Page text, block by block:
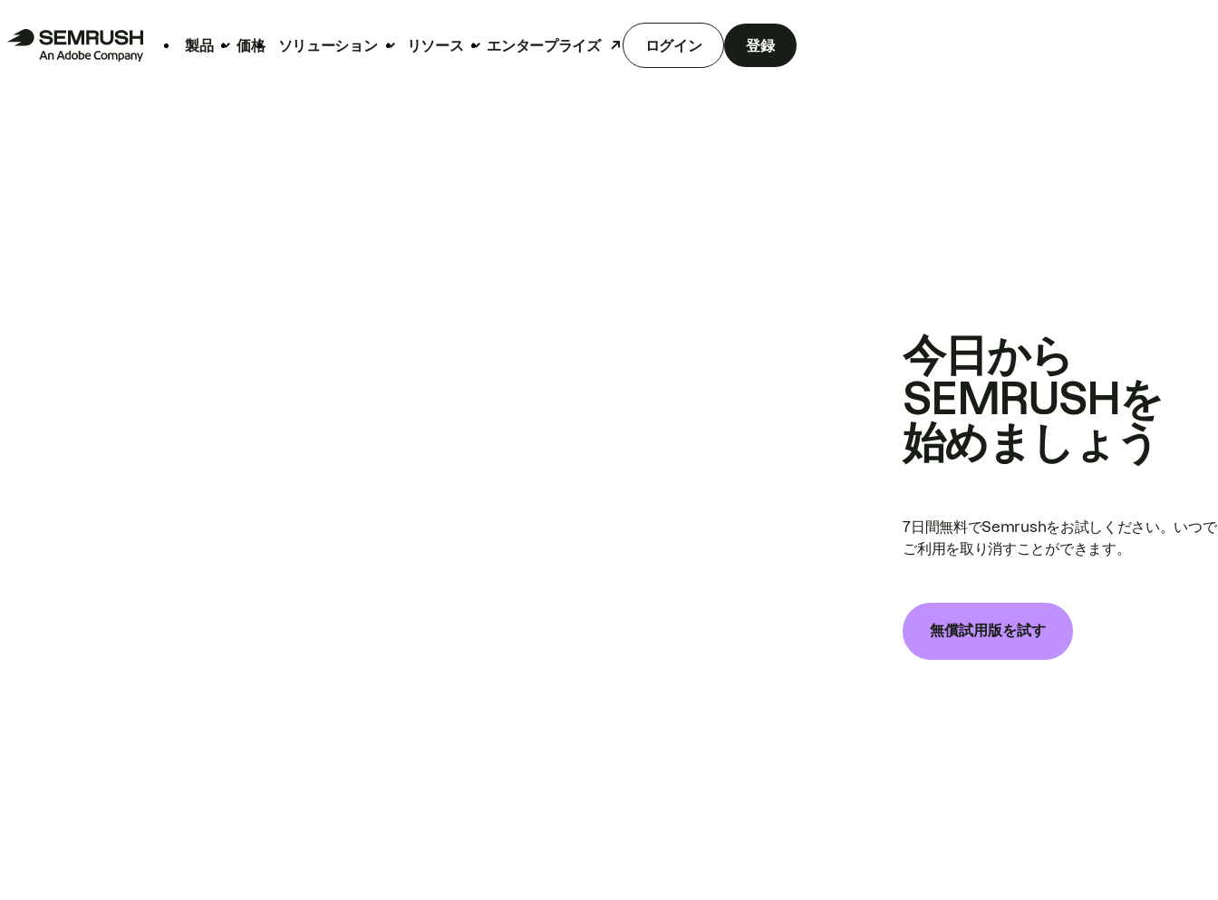
製品 価格 ソリューション リソース エンタープライズ ログイン 登録
今日から
SEMRUSHを
始めましょう
7日間無料でSemrushをお試しください。いつ
ご利用を取り消すことができます。
無償試用版を試す